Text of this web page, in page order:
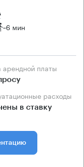
~6 мин
арендной платы
расходы
в ставку